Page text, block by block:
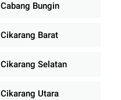
Cabang Bungin
Cikarang Barat
Cikarang Selatan
Cikarang Utara